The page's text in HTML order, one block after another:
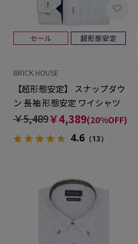
BRICK HOUSE
【超形態安定】 スナップダウ
ン 長袖 形態安定 ワイシャツ
￥5,489￥4,389(20%OFF)
4.6（13）